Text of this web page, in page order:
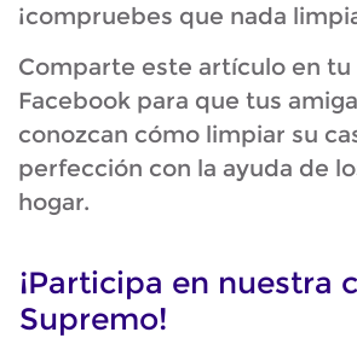
¡compruebes que nada
Comparte este artículo en tu
Facebook para que tus
conozcan cómo limpiar su
perfección con la ayuda de
hogar.
¡Participa en nuestra
Supremo!